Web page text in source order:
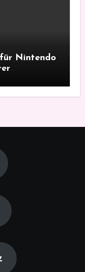
Nintendo